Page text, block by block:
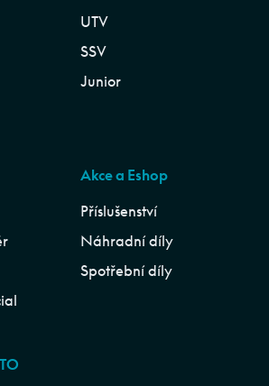
UTV
SSV
Junior
Akce a Eshop
Příslušenství
Náhradní díly
Spotřební díly